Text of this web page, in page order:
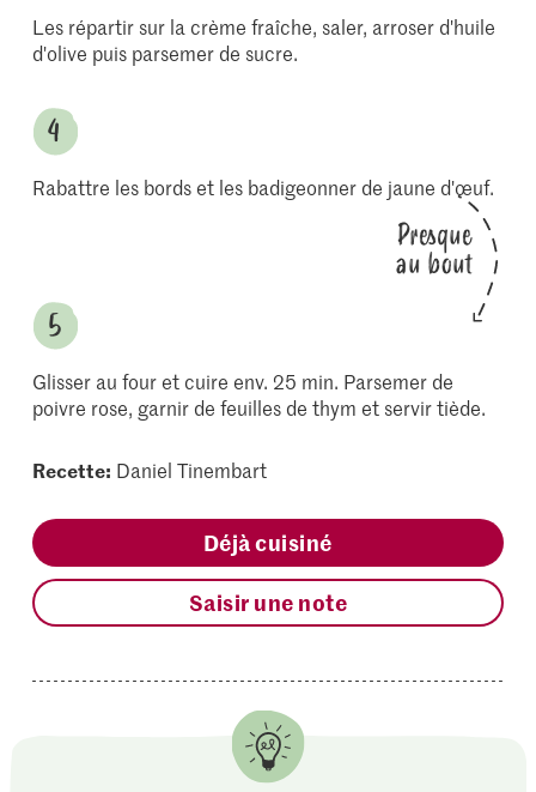
Les répartir sur la crème fraîche, saler, arroser d'huile
d'olive puis parsemer de sucre.
Rabattre les bords et les badigeonner de jaune d'œuf.
Presque
au bout
Glisser au four et cuire env. 25 min. Parsemer de
poivre rose, garnir de feuilles de thym et servir tiède.
Recette: Daniel Tinembart
Déjà cuisiné
Saisir une note